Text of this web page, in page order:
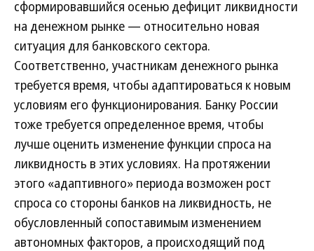
сформировавшийся осенью дефицит ликвидности
на денежном рынке — относительно новая
ситуация для банковского сектора.
Соответственно, участникам денежного рынка
требуется время, чтобы адаптироваться к новым
условиям его функционирования. Банку России
тоже требуется определенное время, чтобы
лучше оценить изменение функции спроса на
ликвидность в этих условиях. На протяжении
этого «адаптивного» периода возможен рост
спроса со стороны банков на ликвидность, не
обусловленный сопоставимым изменением
автономных факторов, а происходящий под